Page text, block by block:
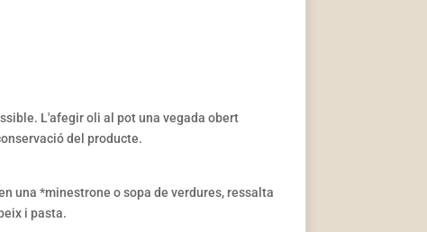
L'afegir oli al pot una vegada obert
del producte.
una *minestrone o sopa de verdures, ressalta
i pasta.